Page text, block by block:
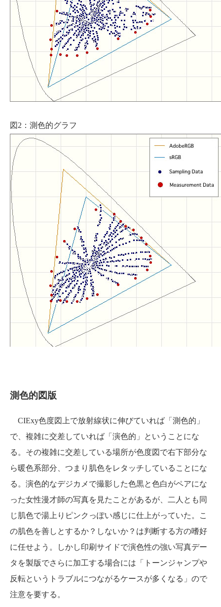
図2：測色的グラフ
測色的図版
CIExy色度図上で放射線状に伸びていれば「測色的」
で、複雑に交差していれば「演色的」ということにな
る。その複雑に交差している場所が色度図で右下部分な
ら暖色系部分、つまり肌色をレタッチしていることにな
る。演色的なデジカメで撮影した色黒と色白がペアにな
った女性漫才師の写真を見たことがあるが、二人とも同
じ肌色で湯上りピンクっぽい感じに仕上がっていた。こ
の肌色を善しとするか？しないか？は判断する方の嗜好
に任せよう。しかし印刷サイドで演色性の強い写真デー
タを製版でさらに加工する場合には「トーンジャンプや
反転というトラブルにつながるケースが多くなる」ので
注意を要する。